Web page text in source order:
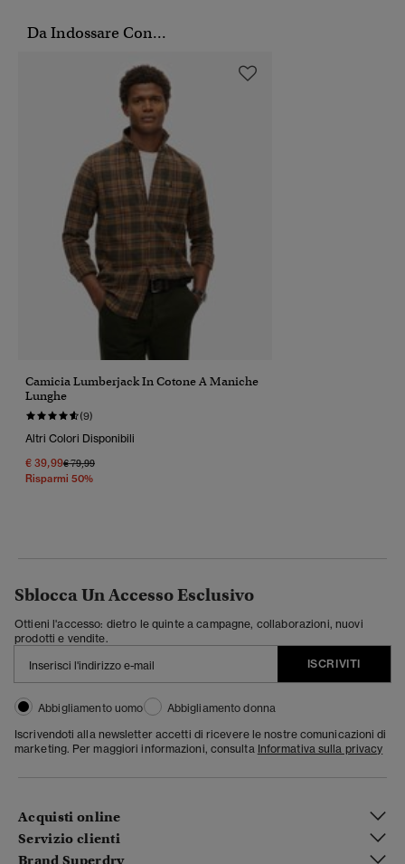
Da Indossare Con...
Camicia Lumberjack In Cotone A Maniche
Lunghe
(9)
Altri Colori Disponibili
€ 39,99Prezzo Ridotto Da
€ 79,99A
Risparmi 50%
Sblocca Un Accesso Esclusivo
Ottieni l'accesso: dietro le quinte a campagne, collaborazioni, nuovi
prodotti e vendite.
ISCRIVITI
Abbigliamento uomo
Abbigliamento donna
Iscrivendoti alla newsletter accetti di ricevere le nostre comunicazioni di
marketing. Per maggiori informazioni, consulta Informativa sulla privacy
Acquisti online
Servizio clienti
Brand Superdry